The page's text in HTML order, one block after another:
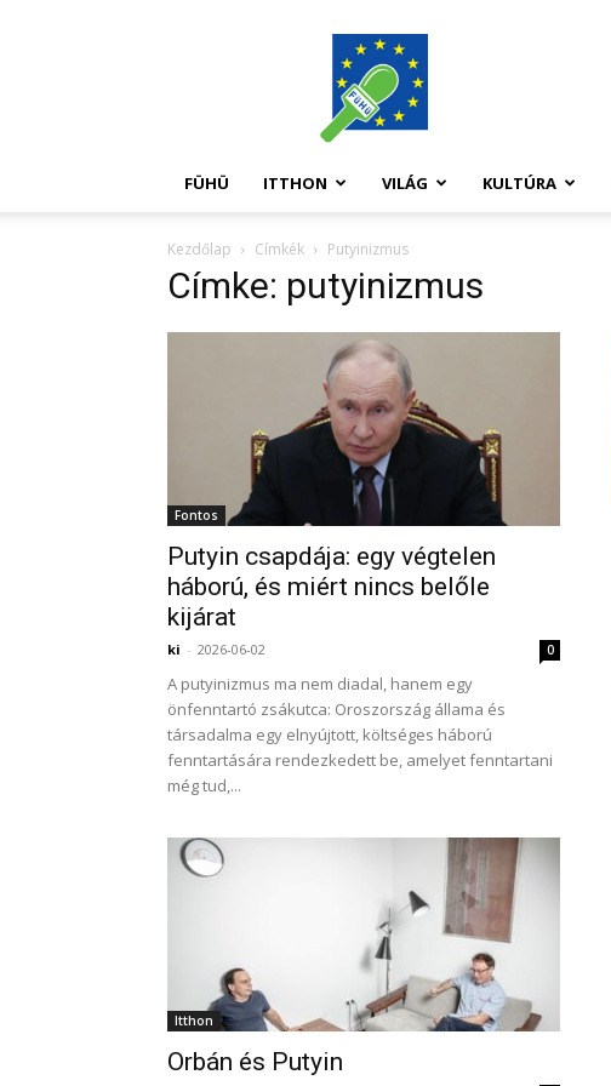
FüHü
FÜHÜ ITTHON VILÁG KULTÚRA
Kezdőlap Címkék Putyinizmus
Címke: putyinizmus
Fontos
Putyin csapdája: egy végtelen
háború, és miért nincs belőle
kijárat
ki - 2026-06-02 0
A putyinizmus ma nem diadal, hanem egy
önfenntartó zsákutca: Oroszország állama és
társadalma egy elnyújtott, költséges háború
fenntartására rendezkedett be, amelyet fenntartani
még tud,...
Itthon
Orbán és Putyin